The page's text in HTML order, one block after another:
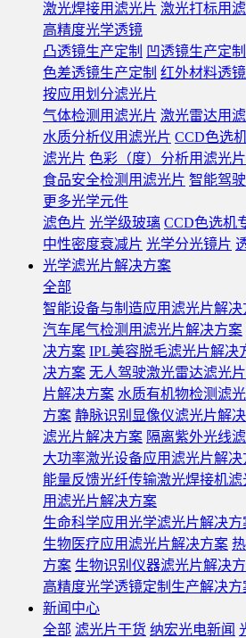
激光焊接用滤光片 激光打标用
高精度光学透镜
凸透镜生产定制 凹透镜生产定制
色差透镜生产定制 红外材料透
按应用划分滤光片
气体检测用滤光片 激光雷达用
水质分析仪用滤光片 CCD色选
滤光片 色彩（度）分析用滤光片
食品安全检测用滤光片 智能驾
更多光学元件
滤色片 光学级玻璃 CCD色选机
中性密度衰减片 光学分光镜片
光学滤光片解决方案
全部
智能设备与制造应用滤光片解决
汽车尾气检测用滤光片解决方案
决方案 IPL美容脱毛滤光片解决
决方案 无人驾驶激光雷达滤光
片解决方案 水质有机物检测滤
方案 静脉识别显像仪滤光片解
滤光片解决方案 隔离紫外光线
大功率激光设备应用滤光片解决
能量反馈光纤传输激光焊接机
用滤光片解决方案
生命科学应用光学滤光片解决方
生物医疗应用滤光片解决方案
方案 生物识别仪器滤光片解决
高精度光学透镜定制生产解决方
新闻中心
全部 滤光片干货 纳宏光电新闻